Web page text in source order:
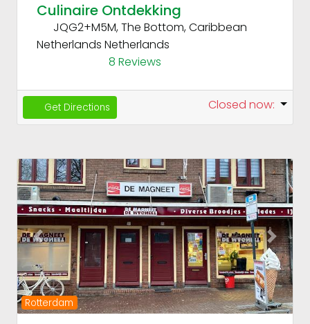
Culinaire Ontdekking
JQG2+M5M, The Bottom, Caribbean
Netherlands Netherlands
8 Reviews
Get Directions Closed now:
Rotterdam
Previous Next